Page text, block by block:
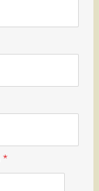
*r